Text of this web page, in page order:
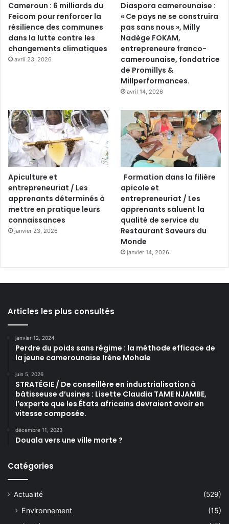
Cameroun : 6 milliards du
Feicom pour renforcer la
résilience des communes
dans la lutte contre les
changements climatiques
avril 23, 2026
Diaspora camerounaise :
« Ce pays ne se construira
pas sans nous », Milly
Nadège FOKAM,
entrepreneure franco-
camerounaise, fondatrice
de Promillys &
Millperformances.
avril 14, 2026
Apiculture et
entrepreneuriat / Les
apprenants déterminés à
mettre en pratique leurs
connaissances
janvier 23, 2026
Formation dans la filière
apicole et
entrepreneuriat / Les
apprenants saluent la
qualité de service du
Restaurant Saveurs du
Monde
janvier 14, 2026
Articles les plus consultés
janvier 12, 2024
Perdre du poids sans régime : la méthode efficace de
la jeune camerounaise Irène Mohale
juin 5, 2026
STRATÉGIE / De conseillère en industrialisation à
bâtisseuse d’usines : Lisette Claudia TAME NJAMBE,
l’experte que les États africains devraient avoir en
vitesse composée.
décembre 11, 2023
Douala vers une ville morte ?
Catégories
Actualité (529)
Environnement
(15)